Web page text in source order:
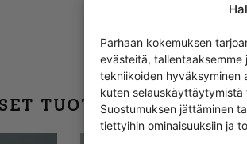
Parhaan kokemuksen
evästeitä,
tekniikoiden hyväksyminen
kuten selauskäyttäytymistä
Suostumuksen jättäminen
tiettyihin ominaisuuksiin ja
TUOTTEET Yes!